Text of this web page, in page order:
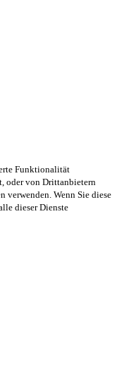
Funktionalität
oder von Drittanbietern
verwenden. Wenn Sie diese
dieser Dienste